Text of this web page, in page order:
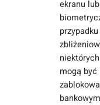
ekranu
mogą